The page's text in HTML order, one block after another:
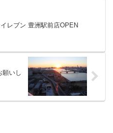
レブン 豊洲駅前店OPEN
願いし